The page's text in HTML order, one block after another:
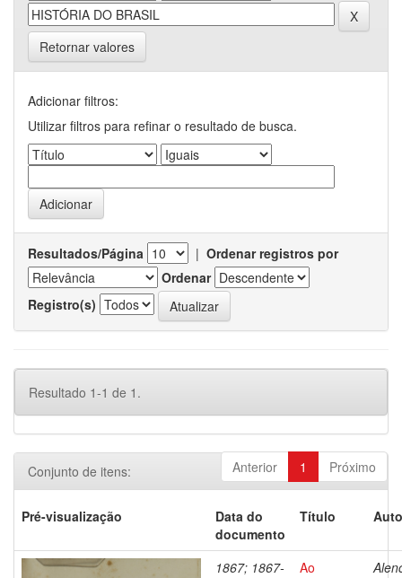
Retornar valores
Adicionar filtros:
Utilizar filtros para refinar o resultado de busca.
Resultados/Página | Ordenar registros por
Ordenar
Registro(s)
Resultado 1-1 de 1.
Anterior 1 Próximo
Conjunto de itens:
Pré-visualização
Data do
documento
Título
1867; 1867-
Ao